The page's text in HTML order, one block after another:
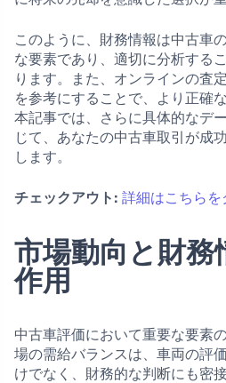
このように、財務情報は中古車
な要素であり、適切に分析する
ります。また、オンラインの査
を参考にすることで、より正確
本記事では、さらに具体的なデ
じて、あなたの中古車取引が成
します。
チェックアウト: 詳細はこちらを
市場動向と財務
作用
中古車評価において重要な要素
場の需給バランスは、車両の評
けでなく、財務的な判断にも密